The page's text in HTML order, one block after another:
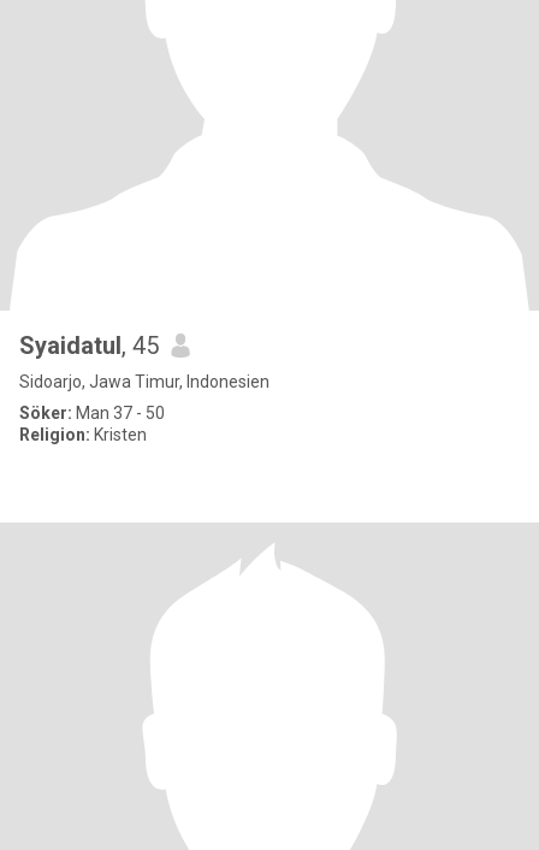
Syaidatul, 45
Sidoarjo, Jawa Timur, Indonesien
Söker: Man 37 - 50
Religion: Kristen